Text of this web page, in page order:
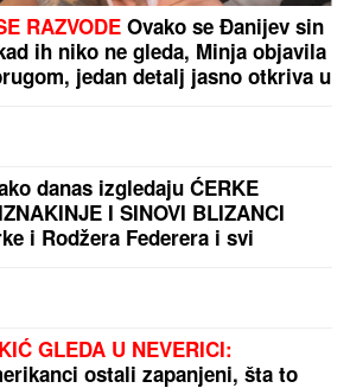
iznajmljivala stan gde je čuvala
SE ANA SEVIĆUkrstila